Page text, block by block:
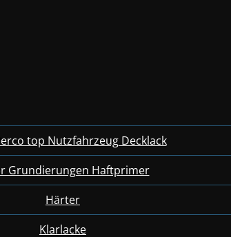
top Nutzfahrzeug Decklack
Grundierungen Haftprimer
Härter
Klarlacke